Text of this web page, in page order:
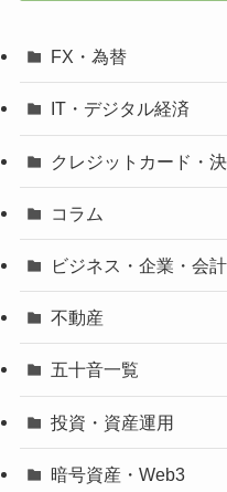
FX・為替
IT・デジタル経済
クレジットカード・
コラム
ビジネス・企業・会計
不動産
五十音一覧
投資・資産運用
暗号資産・Web3